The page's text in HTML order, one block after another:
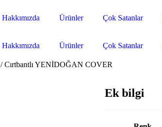
Hakkımızda Ürünler Çok Satanlar
Hakkımızda Ürünler Çok Satanlar
/ Cırtbantlı YENİDOĞAN COVER
Ek bilgi